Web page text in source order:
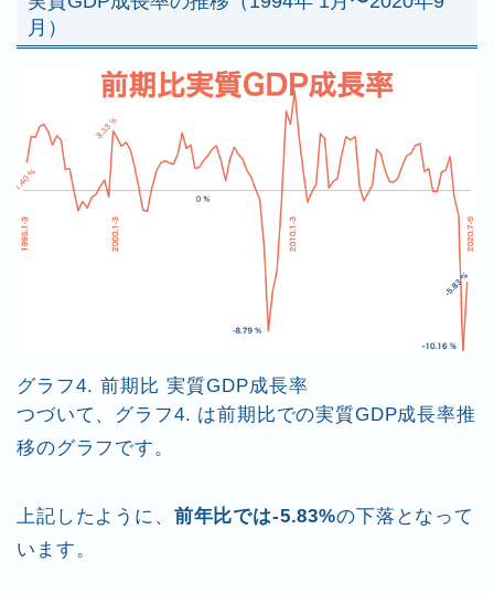
月）
グラフ4. 前期比 実質GDP成長率
つづいて、グラフ4. は前期比での実質GDP成長率推
移のグラフです。
上記したように、 前年比では-5.83%の下落となって
います。